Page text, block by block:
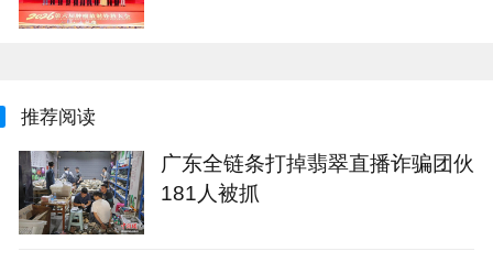
推荐阅读
广东全链条打掉翡翠直播诈骗团伙
181人被抓